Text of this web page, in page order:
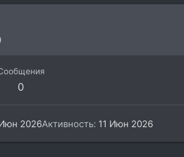
0
2026Активность 11 Июн 2026